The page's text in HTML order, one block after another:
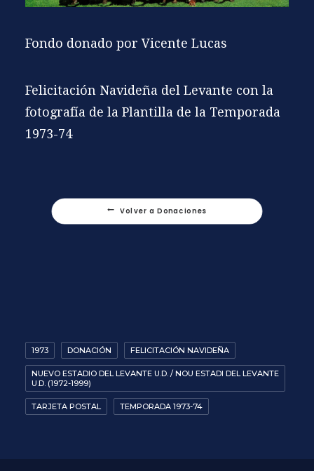
Fondo donado por Vicente Lucas
Felicitación Navideña del Levante con la
fotografía de la Plantilla de la Temporada
1973-74
Volver a Donaciones
1973 DONACIÓN FELICITACIÓN NAVIDEÑA
NUEVO ESTADIO DEL LEVANTE U.D. / NOU ESTADI DEL LEVANTE
U.D. (1972-1999)
TARJETA POSTAL TEMPORADA 1973-74